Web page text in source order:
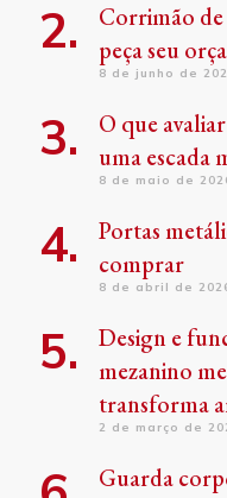
Corrimão de
peça seu
8 de junho de
O que
uma escada
8 de maio de
Portas
comprar
8 de abril de
Design e
mezanino
transforma
2 de março de
Guarda